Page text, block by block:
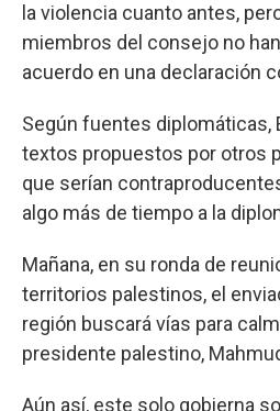
la violencia cuanto antes,
miembros del consejo no
acuerdo en una declaración
Según fuentes diplomáticas,
textos propuestos por otros
que serían
algo más de tiempo a la
Mañana, en su ronda de
territorios palestinos, el
región buscará vías para
presidente palestino,
Aún así, este solo gobierna